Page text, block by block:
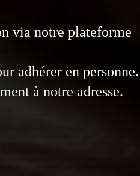
via notre plateforme
adhérer en personne.
à notre adresse.